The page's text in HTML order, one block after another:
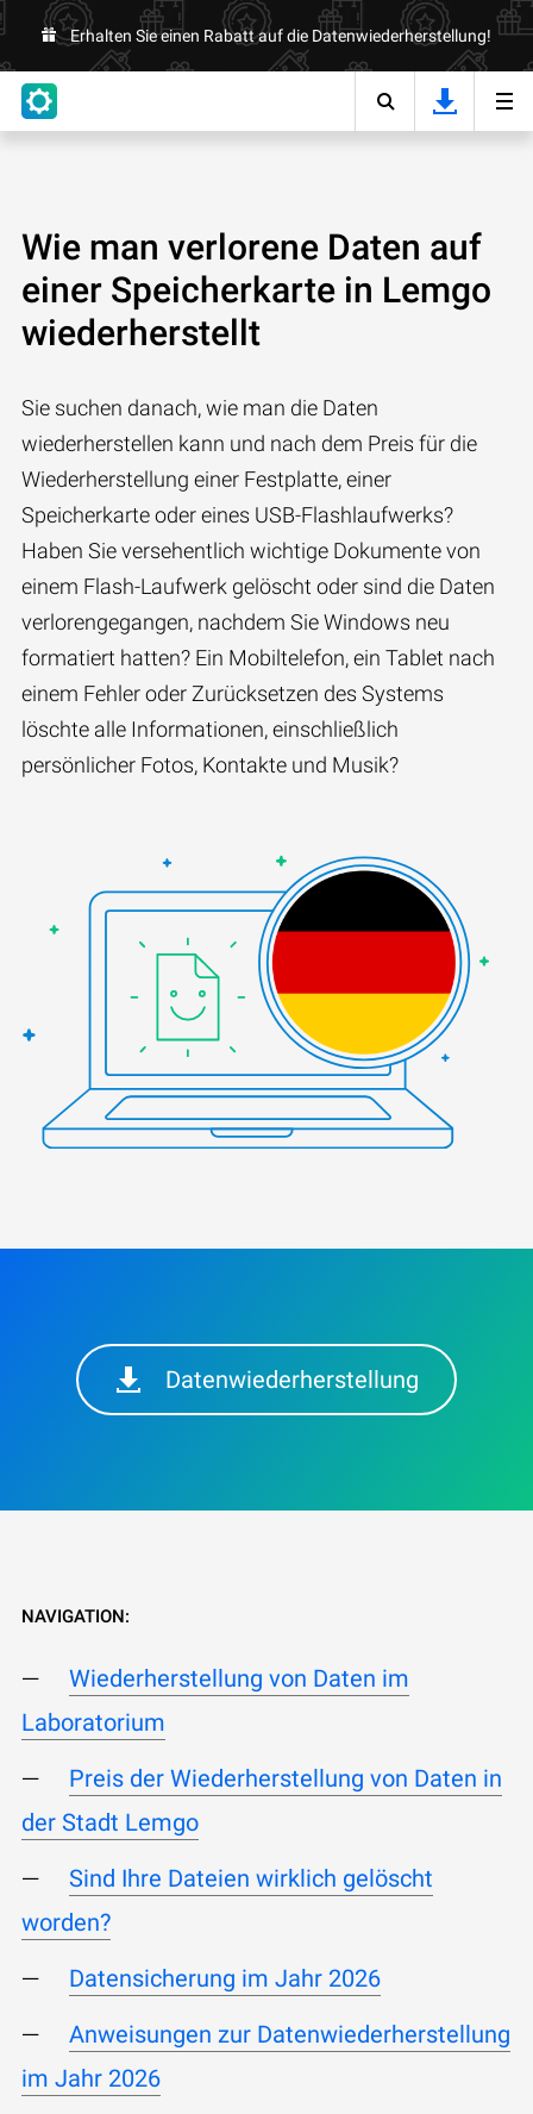
Erhalten Sie einen Rabatt auf die Datenwiederherstellung!
Wie man verlorene Daten auf
einer Speicherkarte in Lemgo
wiederherstellt
Sie suchen danach, wie man die Daten
wiederherstellen kann und nach dem Preis für die
Wiederherstellung einer Festplatte, einer
Speicherkarte oder eines USB-Flashlaufwerks?
Haben Sie versehentlich wichtige Dokumente von
einem Flash-Laufwerk gelöscht oder sind die Daten
verlorengegangen, nachdem Sie Windows neu
formatiert hatten? Ein Mobiltelefon, ein Tablet nach
einem Fehler oder Zurücksetzen des Systems
löschte alle Informationen, einschließlich
persönlicher Fotos, Kontakte und Musik?
Datenwiederherstellung
NAVIGATION:
Wiederherstellung von Daten im
Laboratorium
Preis der Wiederherstellung von Daten in
der Stadt Lemgo
Sind Ihre Dateien wirklich gelöscht
worden?
Datensicherung im Jahr 2026
Anweisungen zur Datenwiederherstellung
im Jahr 2026